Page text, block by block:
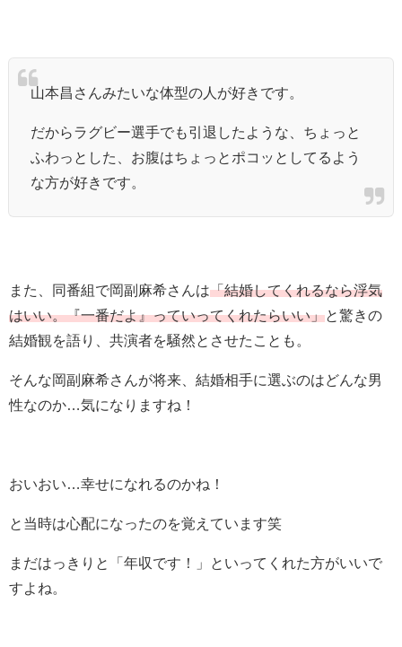
山本昌さんみたいな体型の人が好きです。
だからラグビー選手でも引退したような、ちょっと
ふわっとした、お腹はちょっとポコッとしてるよう
な方が好きです。
また、同番組で岡副麻希さんは「結婚してくれるなら浮気
はいい。『一番だよ』っていってくれたらいい」と驚きの
結婚観を語り、共演者を騒然とさせたことも。
そんな岡副麻希さんが将来、結婚相手に選ぶのはどんな男
性なのか…気になりますね！
おいおい…幸せになれるのかね！
と当時は心配になったのを覚えています笑
まだはっきりと「年収です！」といってくれた方がいいで
すよね。